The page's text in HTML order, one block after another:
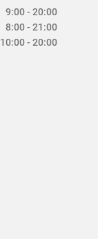
9:00 - 20:00
8:00 - 21:00
10:00 - 20:00